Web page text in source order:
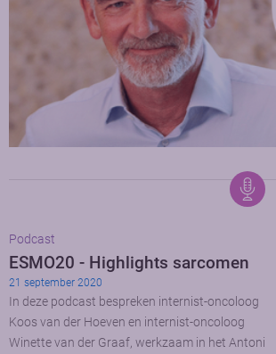
Podcast
ESMO20 - Highlights sarcomen
21 september 2020
In deze podcast bespreken internist-oncoloog
Koos van der Hoeven en internist-oncoloog
Winette van der Graaf, werkzaam in het Antoni